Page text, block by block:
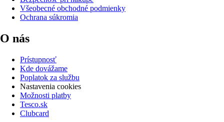
Všeobecné obchodné podmienky
Ochrana súkromia
O nás
Prístupnosť
Kde dovážame
Poplatok za službu
Nastavenia cookies
Možnosti platby
Tesco.sk
Clubcard